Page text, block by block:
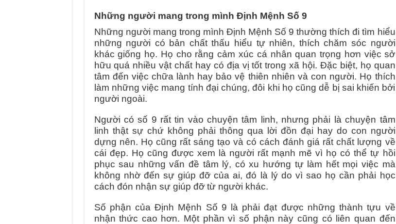
Những người mang trong mình Định Mệnh Số 9
Những người mang trong mình Định Mệnh Số 9 thường thích đi tìm hiểu
những người có bản chất thấu hiểu tự nhiên, thích chăm sóc người
khác giống họ. Họ cho rằng cảm xúc cá nhân quan trọng hơn việc sở
hữu quá nhiều vật chất hay có địa vị tốt trong xã hội. Đặc biệt, họ quan
tâm đến việc chữa lành hay bảo vệ thiên nhiên và con người. Họ thích
làm những việc mang tính đại chúng, đôi khi họ cũng dễ bị sai khiến bởi
người ngoài.
Người có số 9 rất tin vào chuyện tâm linh, nhưng phải là chuyện tâm
linh thật sự chứ không phải thông qua lời đồn đại hay do con người
dựng nên. Họ cũng rất sáng tạo và có cách đánh giá rất chất lượng về
cái đẹp. Họ cũng được xem là người rất mạnh mẽ vì họ có thể tự hồi
phục sau những vấn đề tâm lý, có xu hướng tự làm hết mọi việc mà
không nhờ đến sự giúp đỡ của ai, đó là lý do vì sao họ cần phải học
cách đón nhận sự giúp đỡ từ người khác.
Số phận của Định Mệnh Số 9 là phải đạt được những thành tựu về
nhận thức cao hơn. Một phần vì số phận này cũng có liên quan đến